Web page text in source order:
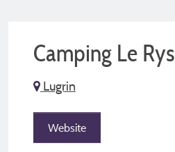
Camping Le Rys
Lugrin
Website